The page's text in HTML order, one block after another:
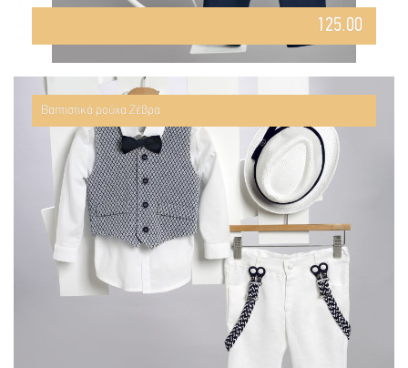
125.00
Βαπτιστικά ρούχα Ζέβρα